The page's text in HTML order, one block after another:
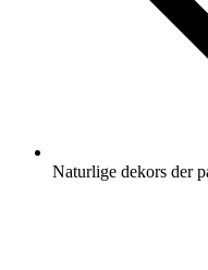
Naturlige dekors der